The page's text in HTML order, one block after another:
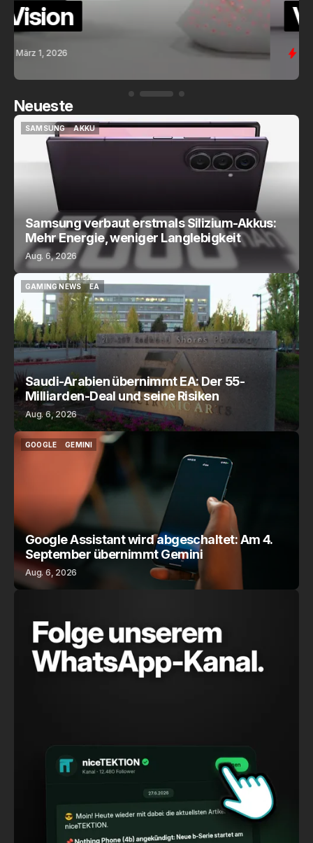
Voice (PE)
Feb. 9, 2026
Neueste
SAMSUNG
SAMSUNG
AKKU
AKKU
Samsung verbaut erstmals Silizium-Akkus:
Mehr Energie, weniger Langlebigkeit
Aug. 6, 2026
GAMING NEWS
GAMING NEWS
EA
EA
Saudi-Arabien übernimmt EA: Der 55-
Milliarden-Deal und seine Risiken
Aug. 6, 2026
GOOGLE
GEMINI
Google Assistant wird abgeschaltet: Am 4.
September übernimmt Gemini
Aug. 6, 2026